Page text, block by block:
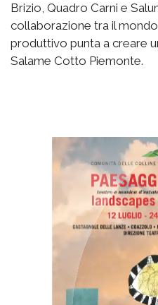
Brizio, Quadro Carni e
collaborazione tra il
produttivo punta a creare
Salame Cotto Piemonte.